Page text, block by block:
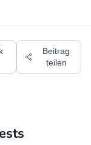
Beitrag
teilen